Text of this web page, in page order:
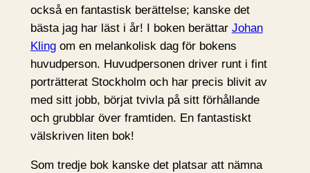
också en fantastisk berättelse; kanske det
bästa jag har läst i år! I boken berättar Johan
Klingom en melankolisk dag för bokens
huvudperson. Huvudpersonen driver runt i fint
porträtterat Stockholm och har precis blivit av
med sitt jobb, börjat tvivla på sitt förhållande
och grubblar över framtiden. En fantastiskt
välskriven liten bok!
Som tredje bok kanske det platsar att nämna